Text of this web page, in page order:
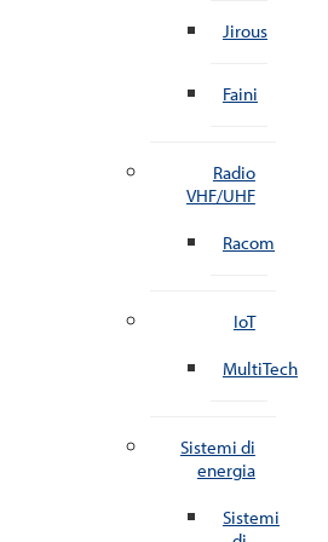
Jirous
Faini
Radio
VHF/UHF
Racom
IoT
MultiTech
Sistemi di
energia
Sistemi